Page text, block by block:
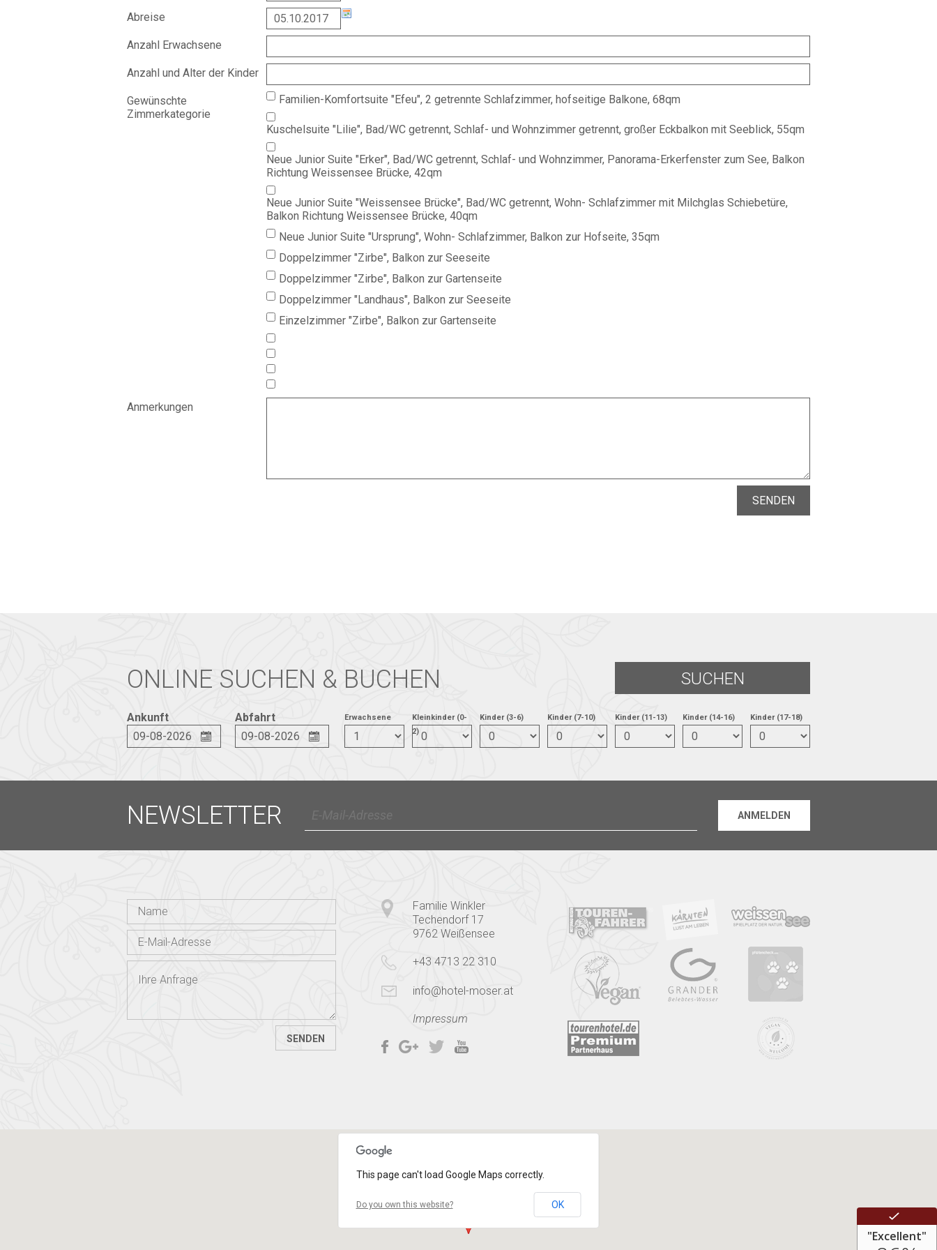
Abreise
Anzahl Erwachsene
Anzahl und Alter der Kinder
Gewünschte
Zimmerkategorie
Familien-Komfortsuite "Efeu", 2 getrennte Schlafzimmer, hofseitige Balkone, 68qm
Kuschelsuite "Lilie", Bad/WC getrennt, Schlaf- und Wohnzimmer getrennt, großer Eckbalkon mit Seeblick, 55qm
Neue Junior Suite "Erker", Bad/WC getrennt, Schlaf- und Wohnzimmer, Panorama-Erkerfenster zum See, Balkon
Richtung Weissensee Brücke, 42qm
Neue Junior Suite "Weissensee Brücke", Bad/WC getrennt, Wohn- Schlafzimmer mit Milchglas Schiebetüre,
Balkon Richtung Weissensee Brücke, 40qm
Neue Junior Suite "Ursprung", Wohn- Schlafzimmer, Balkon zur Hofseite, 35qm
Doppelzimmer "Zirbe", Balkon zur Seeseite
Doppelzimmer "Zirbe", Balkon zur Gartenseite
Doppelzimmer "Landhaus", Balkon zur Seeseite
Einzelzimmer "Zirbe", Balkon zur Gartenseite
Anmerkungen
ONLINE SUCHEN & BUCHEN
Ankunft Abfahrt Erwachsene
Kleinkinder (0-
2)
Kinder (3-6) Kinder (7-10) Kinder (11-13) Kinder (14-16) Kinder (17-18)
NEWSLETTER ANMELDEN
Familie Winkler
Techendorf 17
9762 Weißensee
+43 4713 22 310
info@hotel-moser.at
Impressum
This page can't load Google Maps correctly.
Do you own this website? OK